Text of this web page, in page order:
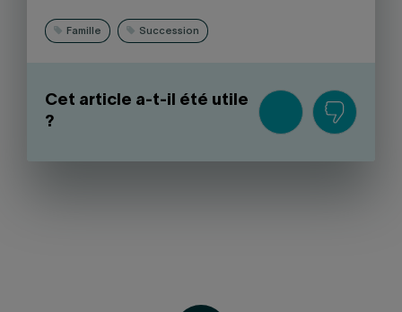
Famille Succession
Cet article a-t-il été utile
?